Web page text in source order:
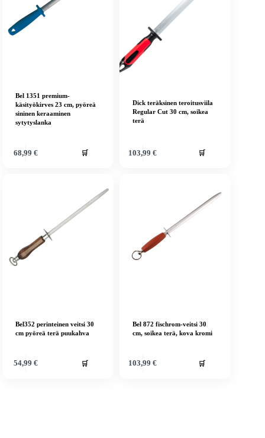
Bel 1351 premium-
käsityökirves 23 cm, pyöreä
sininen keraaminen
sytytyslanka
68,99 € 🛒
Dick teräksinen teroitusviila
Regular Cut 30 cm, soikea
terä
103,99€ 🛒
Bel352 perinteinen veitsi 30
cm pyöreä terä puukahva
54,99 € 🛒
Bel 872 fischrom-veitsi 30
cm, soikea terä, kova kromi
103,99€ 🛒